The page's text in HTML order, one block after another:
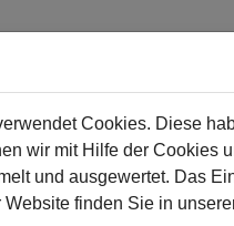
❯
Cookies. Diese
wir mit Hilfe der Cookies
und ausgewertet. Das
finden Sie in